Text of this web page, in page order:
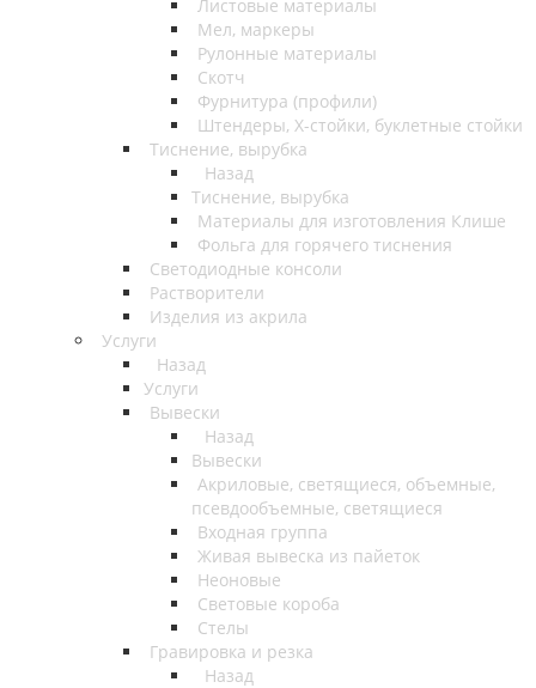
Листовые материалы
Мел, маркеры
Рулонные материалы
Скотч
Фурнитура (профили)
Штендеры, Х-стойки, буклетные стойки
Тиснение, вырубка
Назад
Тиснение, вырубка
Материалы для изготовления Клише
Фольга для горячего тиснения
Светодиодные консоли
Растворители
Изделия из акрила
Услуги
Назад
Услуги
Вывески
Назад
Вывески
Акриловые, светящиеся, объемные,
псевдообъемные, светящиеся
Входная группа
Живая вывеска из пайеток
Неоновые
Световые короба
Стелы
Гравировка и резка
Назад